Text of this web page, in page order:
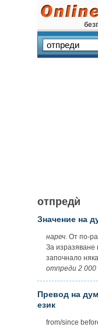
отпредѝ
Значение на
нареч. От по-
За изразяване
започнало
отпреди 2 000
Превод на
език
from/since